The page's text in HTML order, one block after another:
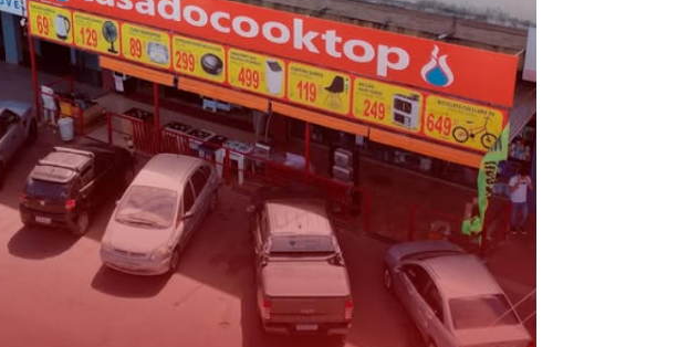
de Samambaia morre após sofrer mal súbito
Bolsonaro oficializam candidatura de Hamilton Tatu por Samambaia, Recanto das
destaca potencial da pecuária para fortalecer a economia do Distrito Federal
morre após ser atingido por trator em aterro de Samambaia
de Vertentes Psy promove formação gratuita em Psytrance em Samambaia
aves silvestres e autua cinco pessoas por crime ambiental em Samambaia
apreende revólver com numeração suprimida e pistola 9mm em Samambaia